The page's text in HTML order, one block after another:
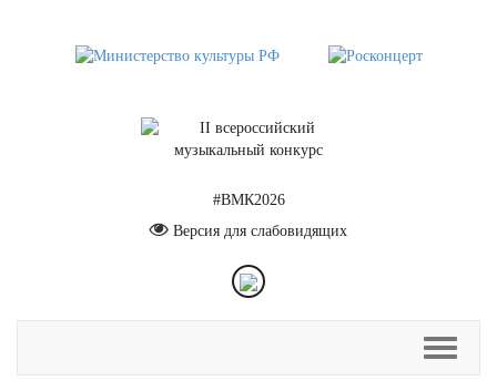
#ВМК2026
Версия для слабовидящих